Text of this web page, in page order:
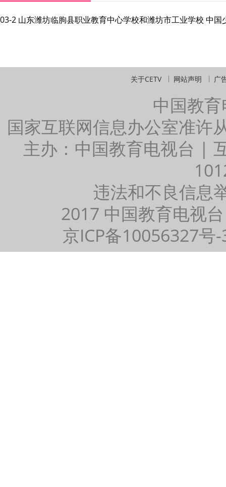
03-2 山东潍坊临朐县职业教育中心学校和潍坊市工业学校 中
关于CETV 网站声明 广
中国教
国家互联网信息办公室准许
主办：中国教育电视台 |
违法和不良信息
2017 中国教育电视
京ICP备10056327号